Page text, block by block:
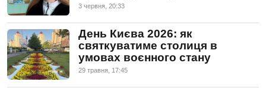
3 червня, 20:33
День Києва 2026: як
святкуватиме столиця в
умовах воєнного стану
29 травня, 17:45